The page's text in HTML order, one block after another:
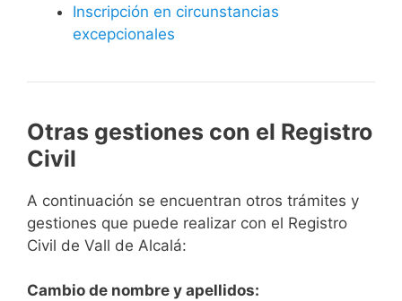
Inscripción en circunstancias
excepcionales
Otras gestiones con el Registro
Civil
A continuación se encuentran otros trámites y
gestiones que puede realizar con el Registro
Civil de Vall de Alcalá:
Cambio de nombre y apellidos: